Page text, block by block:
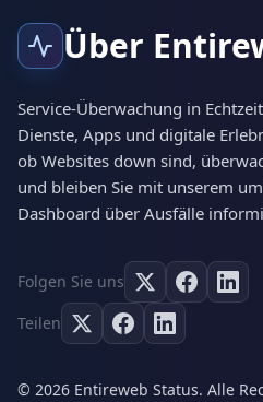
Über
Service-Überwachung in
Dienste, Apps und digitale
ob Websites down sind,
und bleiben Sie mit unserem
Dashboard über Ausfälle
Folgen Sie uns
Teilen
© 2026 Entireweb Status. Alle